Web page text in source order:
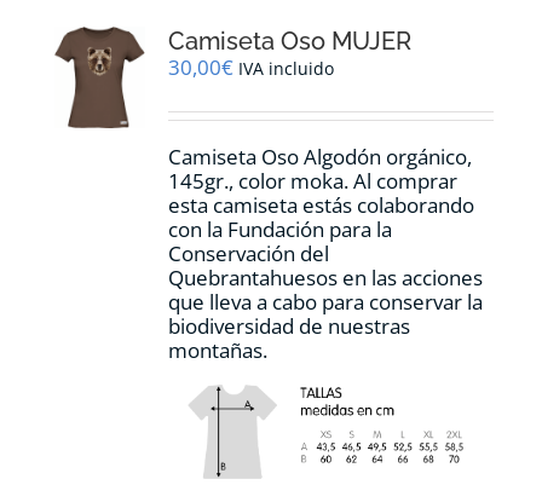
se
pueden
en
página
de
producto
Camiseta Oso MUJER
30,00€ IVA incluido
Camiseta Oso Algodón orgánico,
145gr., color moka. Al comprar
esta camiseta estás colaborando
con la Fundación para la
Conservación del
Quebrantahuesos en las acciones
que lleva a cabo para conservar la
biodiversidad de nuestras
montañas.